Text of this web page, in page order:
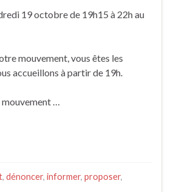
19 octobre de 19h15 à 22h au
mouvement, vous êtes les
accueillons à partir de 19h.
mouvement …
, dénoncer, informer, proposer,